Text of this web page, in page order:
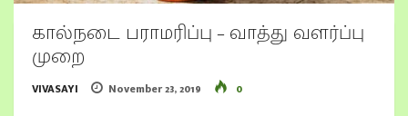
கால்நடை பராமரிப்பு – வாத்து வளர்ப்பு
முறை
VIVASAYI November 23, 2019 0